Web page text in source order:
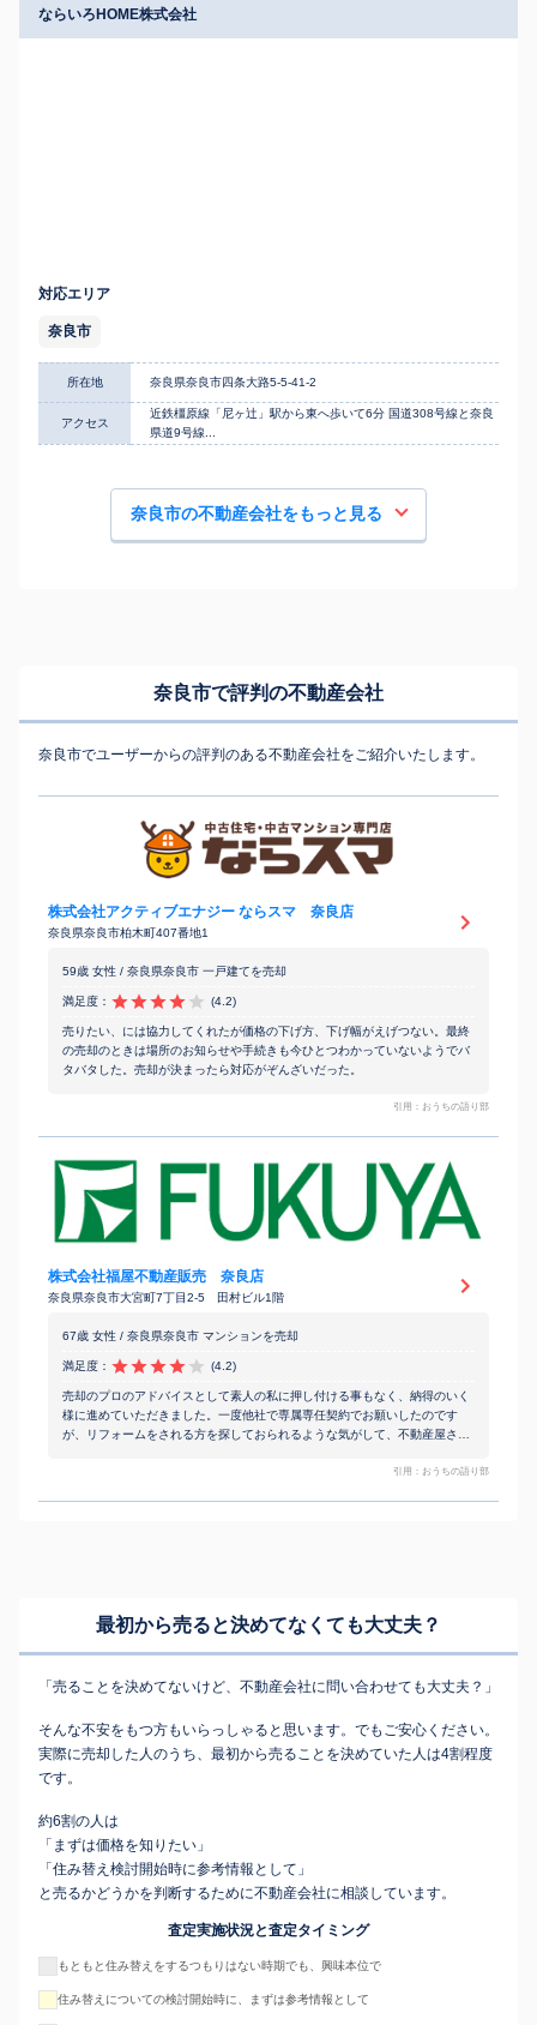
ならいろHOME株式会社
対応エリア
奈良市
所在地 奈良県奈良市四条大路5-5-41-2
アクセス
近鉄橿原線「尼ヶ辻」駅から東へ歩いて6分 国道308号線と奈良
県道9号線...
奈良市の不動産会社をもっと見る
奈良市で評判の不動産会社
奈良市でユーザーからの評判のある不動産会社をご紹介いたします。
株式会社アクティブエナジー ならスマ 奈良店
奈良県奈良市柏木町407番地1
59歳 女性 / 奈良県奈良市 一戸建てを売却
満足度： (4.2)
売りたい、には協力してくれたが価格の下げ方、下げ幅がえげつない。最終
の売却のときは場所のお知らせや手続きも今ひとつわかっていないようでバ
タバタした。売却が決まったら対応がぞんざいだった。
引用：おうちの語り部
株式会社福屋不動産販売 奈良店
奈良県奈良市大宮町7丁目2-5 田村ビル1階
67歳 女性 / 奈良県奈良市 マンションを売却
満足度： (4.2)
売却のプロのアドバイスとして素人の私に押し付ける事もなく、納得のいく
様に進めていただきました。一度他社で専属専任契約でお願いしたのです
が、リフォームをされる方を探しておられるような気がして、不動産屋さん
動産屋さんにお任せしました。売り出しのスピードが大切だとおっしゃって
引用：おうちの語り部
最初から売ると決めてなくても大丈夫？
「売ることを決めてないけど、不動産会社に問い合わせても大丈夫？」
そんな不安をもつ方もいらっしゃると思います。でもご安心ください。
実際に売却した人のうち、最初から売ることを決めていた人は4割程度
です。
約6割の人は
「まずは価格を知りたい」
「住み替え検討開始時に参考情報として」
と売るかどうかを判断するために不動産会社に相談しています。
査定実施状況と査定タイミング
もともと住み替えをするつもりはない時期でも、興味本位で
住み替えについての検討開始時に、まずは参考情報として